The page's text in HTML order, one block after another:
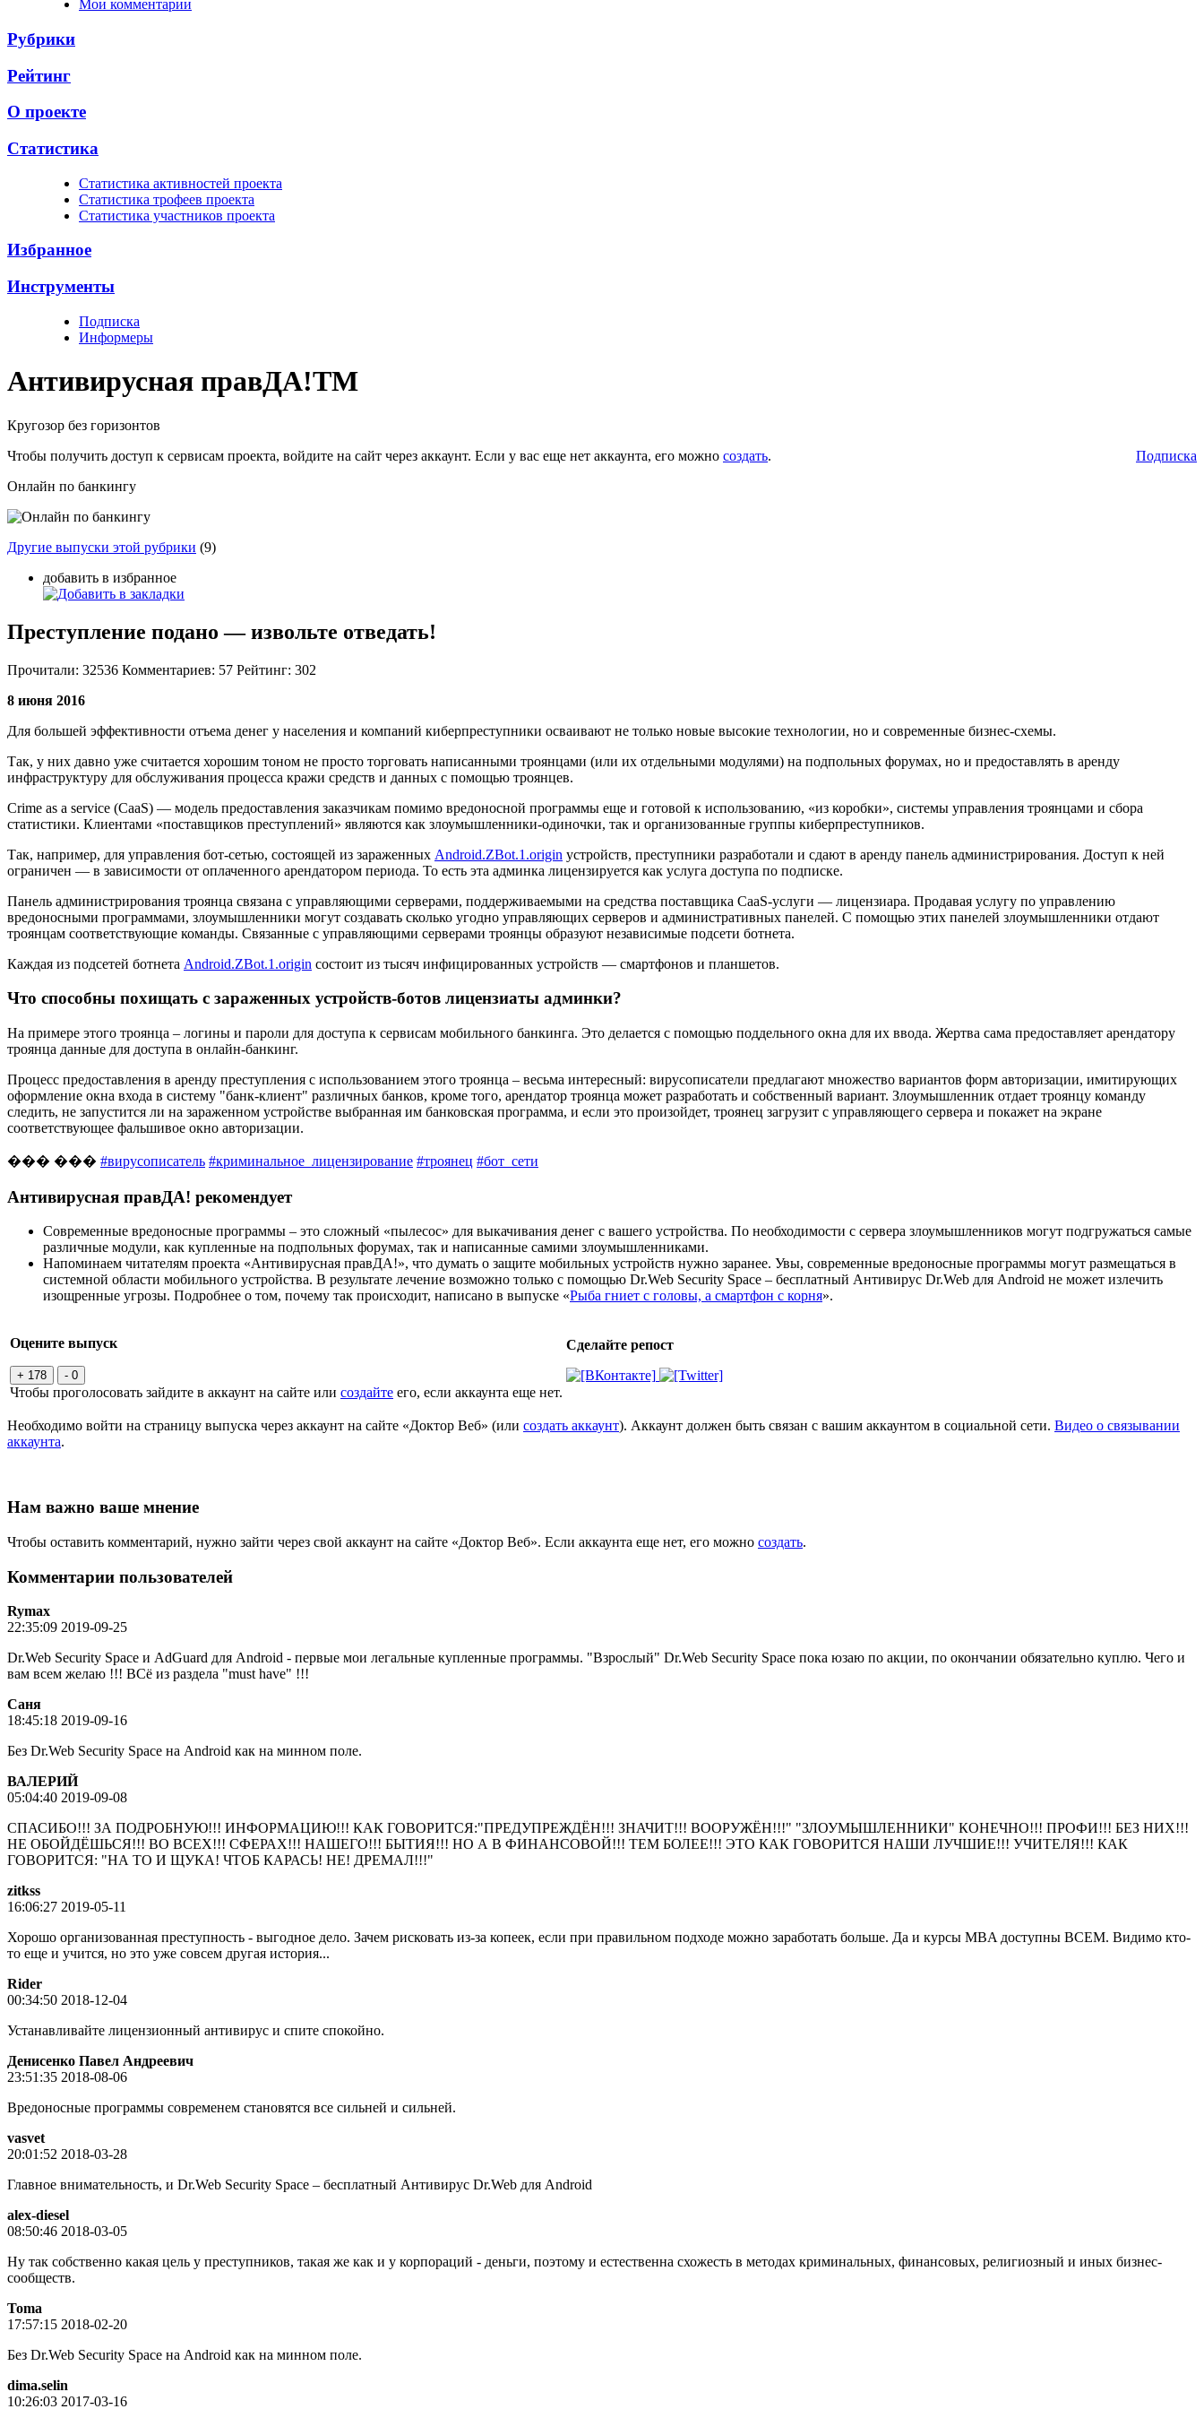
Мои комментарии
Рубрики
Рейтинг
О проекте
Статистика
Cтатистика активностей проекта
Cтатистика трофеев проекта
Cтатистика участников проекта
Избранное
Инструменты
Подписка
Информеры
Антивирусная правДА!TM
Кругозор без горизонтов
Чтобы получить доступ к сервисам проекта, войдите на сайт через аккаунт. Если у вас еще нет аккаунта, его можно создать.
Подписка
Онлайн по банкингу
Другие выпуски этой рубрики (9)
добавить в избранное
Преступление подано — извольте отведать!
Прочитали: 32536 Комментариев: 57 Рейтинг: 302
8 июня 2016
Для большей эффективности отъема денег у населения и компаний киберпреступники осваивают не только новые высокие технологии, но и современные бизнес-схемы.
Так, у них давно уже считается хорошим тоном не просто торговать написанными троянцами (или их отдельными модулями) на подпольных форумах, но и предоставлять в аренду
инфраструктуру для обслуживания процесса кражи средств и данных с помощью троянцев.
Crime as a service (CaaS) — модель предоставления заказчикам помимо вредоносной программы еще и готовой к использованию, «из коробки», системы управления троянцами и сбора
статистики. Клиентами «поставщиков преступлений» являются как злоумышленники-одиночки, так и организованные группы киберпреступников.
Так, например, для управления бот-сетью, состоящей из зараженных Android.ZBot.1.origin устройств, преступники разработали и сдают в аренду панель администрирования. Доступ к ней
ограничен — в зависимости от оплаченного арендатором периода. То есть эта админка лицензируется как услуга доступа по подписке.
Панель администрирования троянца связана с управляющими серверами, поддерживаемыми на средства поставщика CaaS-услуги — лицензиара. Продавая услугу по управлению
вредоносными программами, злоумышленники могут создавать сколько угодно управляющих серверов и административных панелей. С помощью этих панелей злоумышленники отдают
троянцам соответствующие команды. Связанные с управляющими серверами троянцы образуют независимые подсети ботнета.
Каждая из подсетей ботнета Android.ZBot.1.origin состоит из тысяч инфицированных устройств — смартфонов и планшетов.
Что способны похищать с зараженных устройств-ботов лицензиаты админки?
На примере этого троянца – логины и пароли для доступа к сервисам мобильного банкинга. Это делается с помощью поддельного окна для их ввода. Жертва сама предоставляет арендатору
троянца данные для доступа в онлайн-банкинг.
Процесс предоставления в аренду преступления с использованием этого троянца – весьма интересный: вирусописатели предлагают множество вариантов форм авторизации, имитирующих
оформление окна входа в систему "банк-клиент" различных банков, кроме того, арендатор троянца может разработать и собственный вариант. Злоумышленник отдает троянцу команду
следить, не запустится ли на зараженном устройстве выбранная им банковская программа, и если это произойдет, троянец загрузит с управляющего сервера и покажет на экране
соответствующее фальшивое окно авторизации.
��� ��� #вирусописатель #криминальное_лицензирование #троянец #бот_сети
Антивирусная правДА! рекомендует
Современные вредоносные программы – это сложный «пылесос» для выкачивания денег с вашего устройства. По необходимости с сервера злоумышленников могут подгружаться самые
различные модули, как купленные на подпольных форумах, так и написанные самими злоумышленниками.
Напоминаем читателям проекта «Антивирусная правДА!», что думать о защите мобильных устройств нужно заранее. Увы, современные вредоносные программы могут размещаться в
системной области мобильного устройства. В результате лечение возможно только с помощью Dr.Web Security Space – бесплатный Антивирус Dr.Web для Android не может излечить
изощренные угрозы. Подробнее о том, почему так происходит, написано в выпуске «Рыба гниет с головы, а смартфон с корня».
Оцените выпуск
+ 178 - 0
Чтобы проголосовать зайдите в аккаунт на сайте или создайте его, если аккаунта еще нет.
Сделайте репост
Необходимо войти на страницу выпуска через аккаунт на сайте «Доктор Веб» (или создать аккаунт). Аккаунт должен быть связан с вашим аккаунтом в социальной сети. Видео о связывании
аккаунта.
Нам важно ваше мнение
Чтобы оставить комментарий, нужно зайти через свой аккаунт на сайте «Доктор Веб». Если аккаунта еще нет, его можно создать.
Комментарии пользователей
Rymax
22:35:09 2019-09-25
Dr.Web Security Space и AdGuard для Android - первые мои легальные купленные программы. "Взрослый" Dr.Web Security Space пока юзаю по акции, по окончании обязательно куплю. Чего и
вам всем желаю !!! ВСё из раздела "must have" !!!
Саня
18:45:18 2019-09-16
Без Dr.Web Security Space на Android как на минном поле.
ВАЛЕРИЙ
05:04:40 2019-09-08
СПАСИБО!!! ЗА ПОДРОБНУЮ!!! ИНФОРМАЦИЮ!!! КАК ГОВОРИТСЯ:"ПРЕДУПРЕЖДЁН!!! ЗНАЧИТ!!! ВООРУЖЁН!!!" "ЗЛОУМЫШЛЕННИКИ" КОНЕЧНО!!! ПРОФИ!!! БЕЗ НИХ!!!
НЕ ОБОЙДЁШЬСЯ!!! ВО ВСЕХ!!! СФЕРАХ!!! НАШЕГО!!! БЫТИЯ!!! НО А В ФИНАНСОВОЙ!!! ТЕМ БОЛЕЕ!!! ЭТО КАК ГОВОРИТСЯ НАШИ ЛУЧШИЕ!!! УЧИТЕЛЯ!!! КАК
ГОВОРИТСЯ: "НА ТО И ЩУКА! ЧТОБ КАРАСЬ! НЕ! ДРЕМАЛ!!!"
zitkss
16:06:27 2019-05-11
Хорошо организованная преступность - выгодное дело. Зачем рисковать из-за копеек, если при правильном подходе можно заработать больше. Да и курсы MBA доступны ВСЕМ. Видимо кто-
то еще и учится, но это уже совсем другая история...
Rider
00:34:50 2018-12-04
Устанавливайте лицензионный антивирус и спите спокойно.
Денисенко Павел Андреевич
23:51:35 2018-08-06
Вредоносные программы современем становятся все сильней и сильней.
vasvet
20:01:52 2018-03-28
Главное внимательность, и Dr.Web Security Space – бесплатный Антивирус Dr.Web для Android
alex-diesel
08:50:46 2018-03-05
Ну так собственно какая цель у преступников, такая же как и у корпораций - деньги, поэтому и естественна схожесть в методах криминальных, финансовых, религиозный и иных бизнес-
сообществ.
Toma
17:57:15 2018-02-20
Без Dr.Web Security Space на Android как на минном поле.
dima.selin
10:26:03 2017-03-16